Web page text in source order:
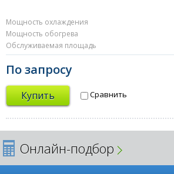
Мощность охлаждения
Мощность обогрева
Обслуживаемая площадь
По запросу
Купить Сравнить
Онлайн-подбор